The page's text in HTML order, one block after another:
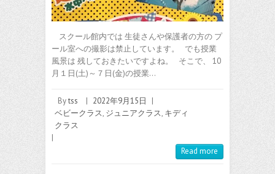
スクール館内では 生徒さんや保護者の方の プ
ール室への撮影は禁止しています。 でも授業
風景は 残しておきたいですよね。 そこで、 10
月１日(土)～７日(金)の授業…
Bytss | 2022年9月15日
|
ベビークラス, ジュニアクラス, キディ
クラス
|
Read more